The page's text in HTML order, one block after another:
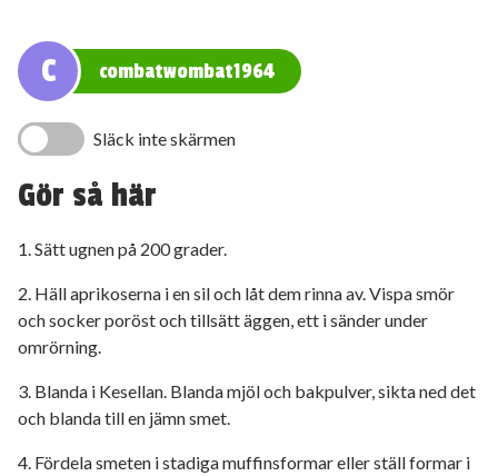
C combatwombat1964
Släck inte skärmen
Gör så här
1. Sätt ugnen på 200 grader.
2. Häll aprikoserna i en sil och låt dem rinna av. Vispa smör
och socker poröst och tillsätt äggen, ett i sänder under
omrörning.
3. Blanda i Kesellan. Blanda mjöl och bakpulver, sikta ned det
och blanda till en jämn smet.
4. Fördela smeten i stadiga muffinsformar eller ställ formar i